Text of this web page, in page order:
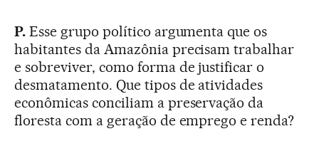
P.Esse grupo político argumenta que os
habitantes da Amazônia precisam trabalhar
e sobreviver, como forma de justificar o
desmatamento. Que tipos de atividades
econômicas conciliam a preservação da
floresta com a geração de emprego e renda?